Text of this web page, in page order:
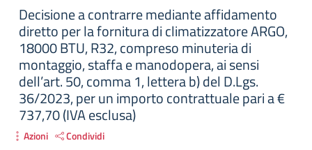
Decisione a contrarre mediante affidamento
diretto per la fornitura di climatizzatore ARGO,
18000 BTU, R32, compreso minuteria di
montaggio, staffa e manodopera, ai sensi
dell’art. 50, comma 1, lettera b) del D.Lgs.
36/2023, per un importo contrattuale pari a €
737,70 (IVA esclusa)
Azioni Condividi